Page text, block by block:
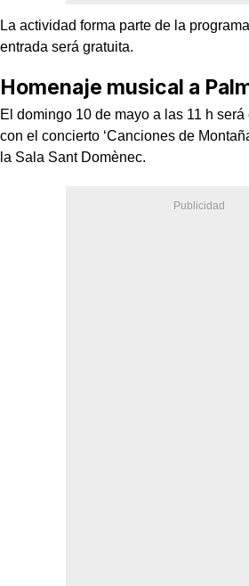
La actividad forma parte de la
entrada será gratuita.
Homenaje musical a
El domingo 10 de mayo a las 11 h
con el concierto ‘Canciones de
la Sala Sant Domènec.